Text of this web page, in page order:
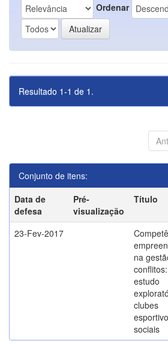
Ordenar
Resultado 1-1 de 1.
Conjunto de itens:
Data de
defesa
Pré-
visualização
Título
23-Fev-2017
na
estudo
clubes
sociais